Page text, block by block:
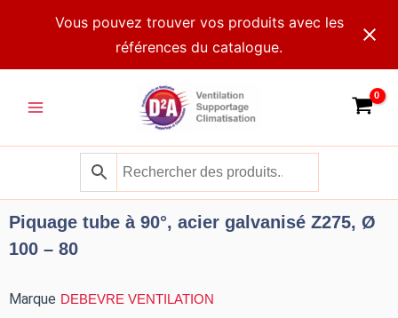
Vous pouvez trouver vos produits avec les
références du catalogue.
Menu
Piquage tube à 90°, acier galvanisé Z275, Ø
100 – 80
Marque DEBEVRE VENTILATION